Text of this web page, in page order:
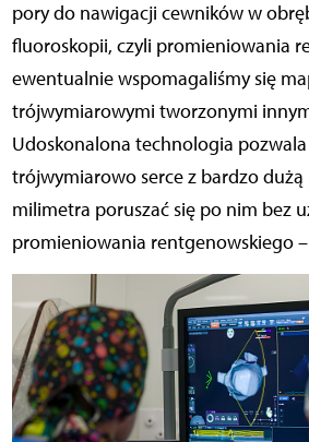
pory do nawigacji cewników w
fluoroskopii, czyli promieniowania
ewentualnie wspomagaliśmy się
trójwymiarowymi tworzonymi
Udoskonalona technologia
trójwymiarowo serce z bardzo dużą
milimetra poruszać się po nim bez
promieniowania rentgenowskiego